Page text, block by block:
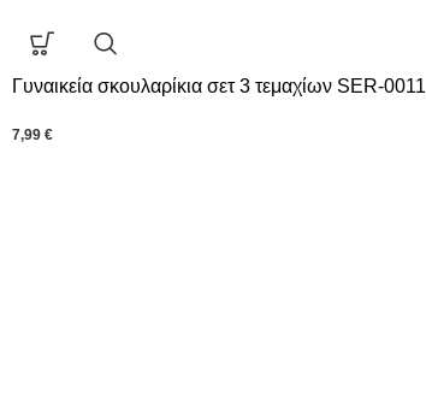
Γυναικεία σκουλαρίκια σετ 3 τεμαχίων SER-0011
7,99 €